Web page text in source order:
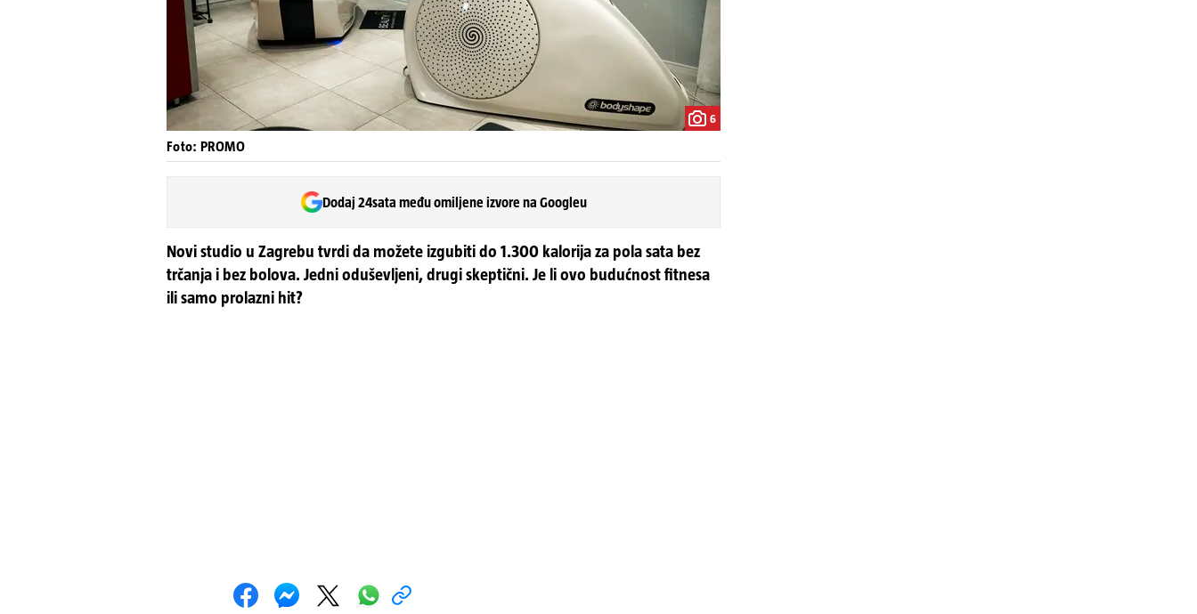
6
Foto: PROMO
Dodaj 24sata među omiljene izvore na Googleu
Novi studio u Zagrebu tvrdi da možete izgubiti do 1.300 kalorija za pola sata bez
trčanja i bez bolova. Jedni oduševljeni, drugi skeptični. Je li ovo budućnost fitnesa
ili samo prolazni hit?